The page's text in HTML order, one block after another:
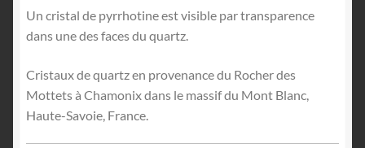
Un cristal de pyrrhotine est visible par transparence
dans une des faces du quartz.
Cristaux de quartz en provenance du Rocher des
Mottets à Chamonix dans le massif du Mont Blanc,
Haute-Savoie, France.